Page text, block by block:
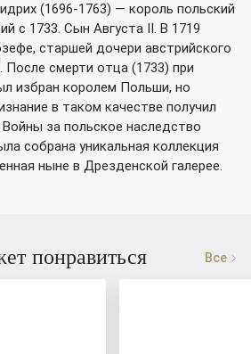
(1696-1763) — король польский
с 1733. Сын Августа II. В 1719
старшей дочери австрийского
смерти отца (1733) при
избран королем Польши, но
в таком качестве получил
за польское наследство
собрана уникальная коллекция
ныне в Дрезденской галерее.
понравиться Все